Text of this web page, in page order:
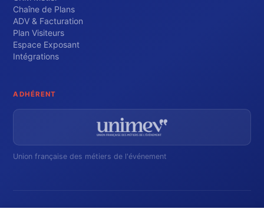
Chaîne de Plans
ADV & Facturation
Plan Visiteurs
Espace Exposant
Intégrations
ADHÉRENT
Union française des métiers de l'événement